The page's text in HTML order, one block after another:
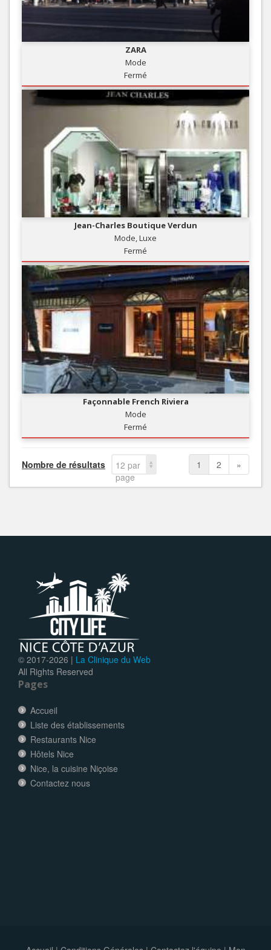
ZARA
Mode
Fermé
Jean-Charles Boutique Verdun
Mode, Luxe
Fermé
Façonnable French Riviera
Mode
Fermé
Nombre de résultats
12 par
page
1 2 »
© 2017-2026 | La Clinique du Web
All Rights Reserved
Pages
Accueil
Liste des établissements
Restaurants Nice
Hôtels Nice
Nice, la cuisine Niçoise
Contactez nous